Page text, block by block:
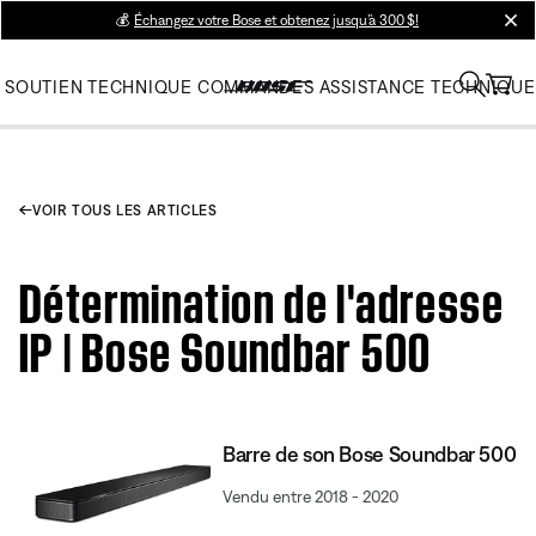
💰 Échangez votre Bose et obtenez jusqu’à 300 $!
SOUTIEN TECHNIQUE COMMANDES ASSISTANCE TECHNIQUE
VOIR TOUS LES ARTICLES
Détermination de l'adresse
IP | Bose Soundbar 500
Barre de son Bose Soundbar 500
Vendu entre 2018 - 2020